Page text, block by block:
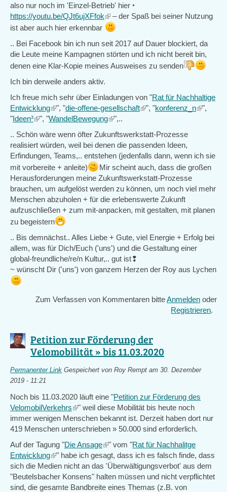
also nur noch im 'Einzel-Betrieb' hier ‣
https://youtu.be/QJt6ujXFfok(link
is
– der Spaß bei seiner Nutzung
ist aber auch hier erkennbar
.. Bei Facebook bin ich nun seit 2017 auf Dauer blockiert, da
die Leute meine Kampagnen störten und ich nicht bereit bin,
denen eine Klar-Kopie meines Ausweises zu senden
Ich bin derweile anders aktiv.
Ich freue mich sehr über Einladungen von "Rat für Nachhaltige
Entwicklung(link
is
", "die-offene-gesellschaft(link
", "konferenz_n(link
",
"Ideen³(link
external)
", "WandelBewegung(link
external)
",..
.. Schön wäre wenn öfter Zukunftswerkstatt-Prozesse
realisiert würden, weil bei denen die passenden Ideen,
Erfindungen, Teams,.. entstehen (jedenfalls dann, wenn ich sie
mit vorbereite + anleite)
Mir scheint auch, dass die großen
Herausforderungen meine Zukunftswerkstatt-Prozesse
brauchen, um aufgelöst werden zu können, um noch viel mehr
Menschen abzuholen + für die erlebenswerte Zukunft
aufzuschließen + zum mit-anpacken, mit gestalten, mit planen
zu begeistern
.. Bis demnächst.. Alles Liebe + Gute, viel Energie + Erfolg bei
allem, was für Dich/Euch ('uns') und die Gestaltung einer
global-freundliche/re/n Kultur,.. gut ist❢
~ wünscht Dir ('uns') von ganzem Herzen der Roy aus Lychen
Zum Verfassen von Kommentaren bitteAnmelden oder
Registrieren.
Petition zur Förderung der
Velomobilität » bis 11.03.2020
Permanenter Link Gespeichert von Roy Rempt am 30. Dezember
2019 - 11:21
Noch bis 11.03.2020 läuft eine "Petition zur Förderung des
VelomobilVerkehrs(link
is
external)
" weil diese Mobilität bis heute noch
immer wenigen Menschen bekannt ist. Derzeit haben dort nur
419 Menschen unterschrieben » 50.000 sind erforderlich.
Auf der Tagung "Die Ansage(link
is
external)
" vom "Rat für Nachhalitge
Entwicklung(link
is
external)
" habe ich gesagt, dass ich es falsch finde, dass
sich die Medien nicht an das 'Überwältigungsverbot' aus dem
"Beutelsbacher Konsens" halten müssen und nicht verpflichtet
sind, die gesamte Bandbreite eines Themas (z.B. von